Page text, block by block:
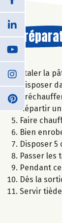
Etaler la
Disposer
Répartir
Faire
Bien
Disposer 5
Passer les
Pendant
Dés la
Servir